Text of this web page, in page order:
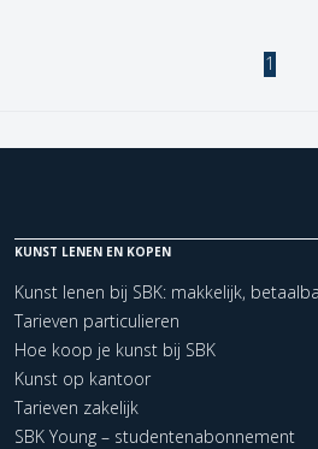
1
KUNST LENEN EN KOPEN
Kunst lenen bij SBK: makkelijk,
Tarieven particulieren
Hoe koop je kunst bij SBK
Kunst op kantoor
Tarieven zakelijk
SBK Young – studentenabonnement